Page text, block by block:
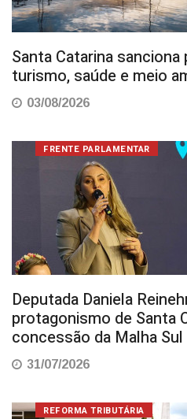
Santa Catarina
turismo, saúde e meio
03/08/2026
FRENTE PARLAMENTAR
Deputada Daniela
protagonismo de Santa
concessão da Malha Sul
31/07/2026
REFORMA TRIBUTÁRIA